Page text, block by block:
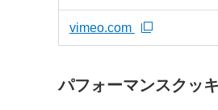
ー
vimeo.com
パフォーマンスクッ